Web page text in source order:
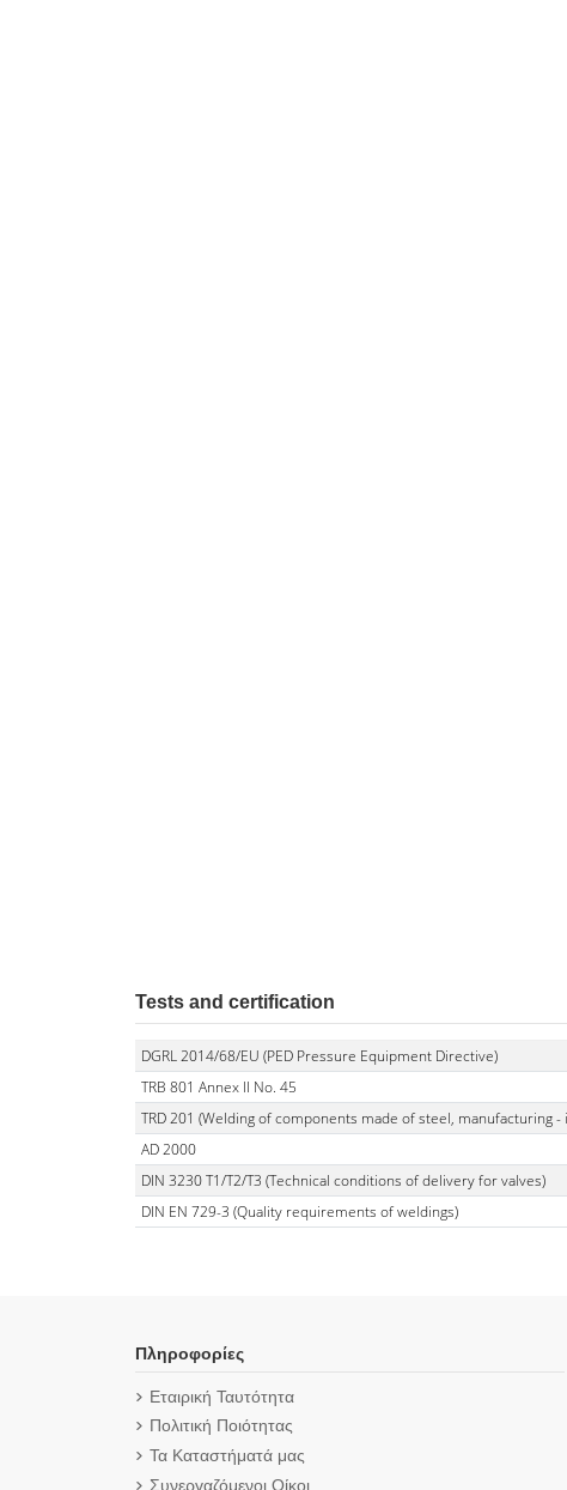
Tests and certification
DGRL 2014/68/EU (PED Pressure Equipment Directive)
TRB 801 Annex II No. 45
TRD 201 (Welding of components made of steel, manufacturing -
AD 2000
DIN 3230 T1/T2/T3 (Technical conditions of delivery for valves)
DIN EN 729-3 (Quality requirements of weldings)
Πληροφορίες
Εταιρική Ταυτότητα
Πολιτική Ποιότητας
Τα Καταστήματά μας
Συνεργαζόμενοι Οίκοι